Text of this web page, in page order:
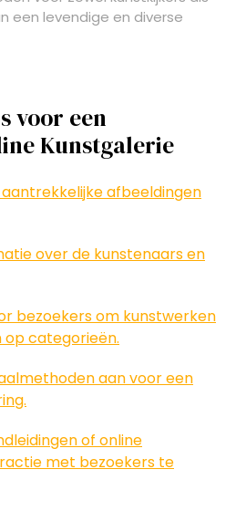
een levendige en diverse
voor een
Kunstgalerie
afbeeldingen
over de kunstenaars en
bezoekers om kunstwerken
categorieën.
aan voor een
of online
met bezoekers te